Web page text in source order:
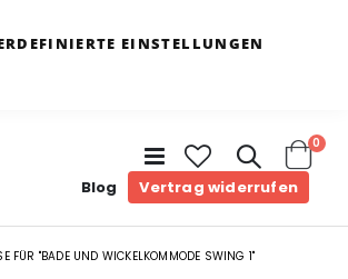
EINSTELLUNGEN
Navigation
umschalten
Blog Vertrag widerrufenCart
0
FÜR "BADE UND WICKELKOMMODE SWING 1"